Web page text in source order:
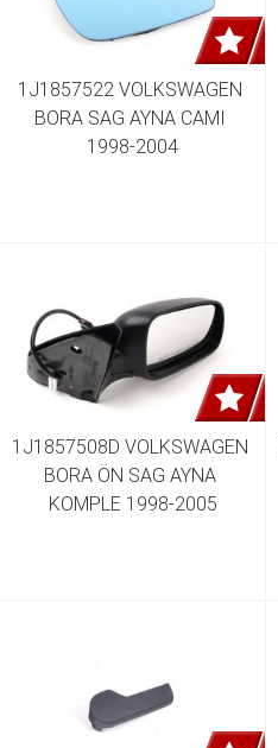
1J1857522 VOLKSWAGEN
BORA SAG AYNA CAMI
1998-2004
1J1857508D VOLKSWAGEN
BORA ÖN SAG AYNA
KOMPLE 1998-2005